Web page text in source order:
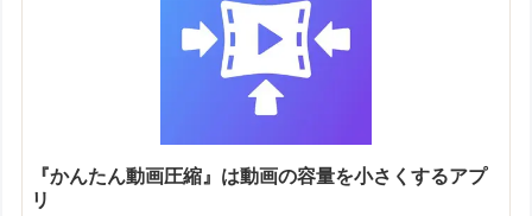
『かんたん動画圧縮』は動画の容量を小さくするアプ
リ